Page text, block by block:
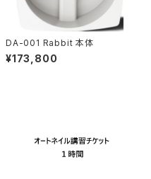
DA-001 Rabbit 本体
¥173,800